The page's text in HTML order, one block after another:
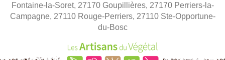
Fontaine-la-Soret, 27170 Goupillières, 27170 Perriers-la-
Campagne, 27110 Rouge-Perriers, 27110 Ste-Opportune-
du-Bosc